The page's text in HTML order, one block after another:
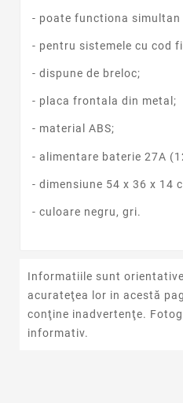
- poate functiona simultan
- pentru sistemele cu cod
- dispune de breloc;
- placa frontala din metal;
- material ABS;
- alimentare baterie 27A
- dimensiune 54 x 36 x 14
- culoare negru, gri.
Informatiile sunt
acurateţea lor in acestă
conţine inadvertenţe.
informativ.